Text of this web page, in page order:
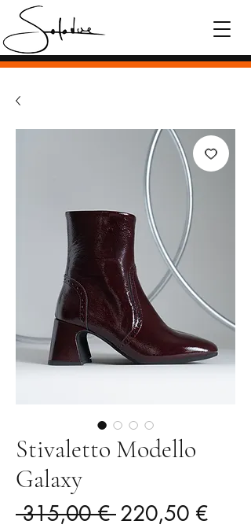
Stivaletto Modello
Galaxy
315,00 € Prezzo
220,50 €Prezzo